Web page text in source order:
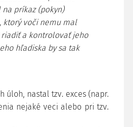
príkaz (pokyn)
ktorý voči nemu mal
a kontrolovať jeho
hľadiska by sa tak
úloh, nastal tzv. exces (napr.
nejaké veci alebo pri tzv.